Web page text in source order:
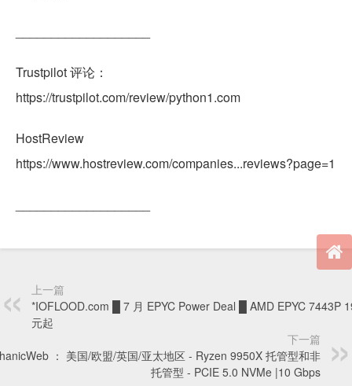
Trustpilot 评论：
https://trustpilot.com/review/python1.com
HostReview
https://www.hostreview.com/companies...reviews?page=1
上一篇
*IOFLOOD.com █ 7 月 EPYC Power Deal █ AMD EPYC 7443P
元起
下一篇
： 美国/欧盟/英国/亚太地区 - Ryzen 9950X 托管型和非
托管型 - PCIE 5.0 NVMe |10 Gbps